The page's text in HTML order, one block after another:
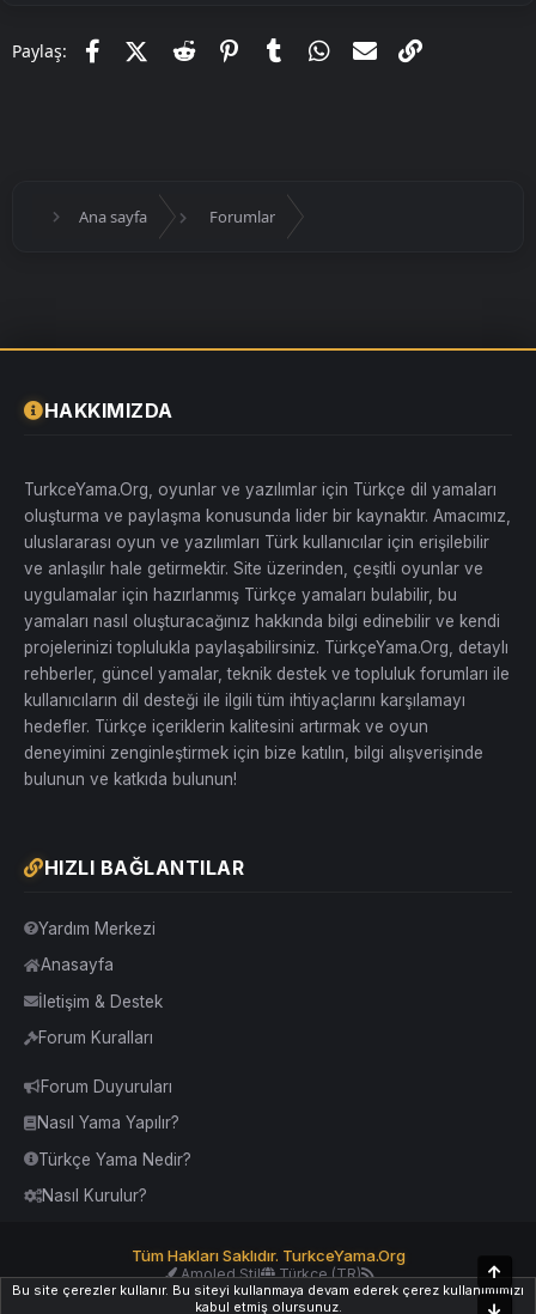
Paylaş: FacebookX (Twitter)
Reddit PinterestTumblr WhatsApp
E-posta
Ana sayfa Forumlar
HAKKIMIZDA
TurkceYama.Org, oyunlar ve yazılımlar için Türkçe dil yamaları
oluşturma ve paylaşma konusunda lider bir kaynaktır. Amacımız,
uluslararası oyun ve yazılımları Türk kullanıcılar için erişilebilir
ve anlaşılır hale getirmektir. Site üzerinden, çeşitli oyunlar ve
uygulamalar için hazırlanmış Türkçe yamaları bulabilir, bu
yamaları nasıl oluşturacağınız hakkında bilgi edinebilir ve kendi
projelerinizi toplulukla paylaşabilirsiniz. TürkçeYama.Org, detaylı
rehberler, güncel yamalar, teknik destek ve topluluk forumları ile
kullanıcıların dil desteği ile ilgili tüm ihtiyaçlarını karşılamayı
hedefler. Türkçe içeriklerin kalitesini artırmak ve oyun
deneyimini zenginleştirmek için bize katılın, bilgi alışverişinde
bulunun ve katkıda bulunun!
HIZLI BAĞLANTILAR
Yardım Merkezi
Anasayfa
İletişim & Destek
Forum Kuralları
Forum Duyuruları
Nasıl Yama Yapılır?
Türkçe Yama Nedir?
Nasıl Kurulur?
Tüm Hakları Saklıdır. TurkceYama.Org
Amoled Stil
Türkçe (TR)
YardımİletişimKurallar Yukarı Dön
Bu site çerezler kullanır. Bu siteyi kullanmaya devam ederek çerez kullanımımızı
kabul etmiş olursunuz.